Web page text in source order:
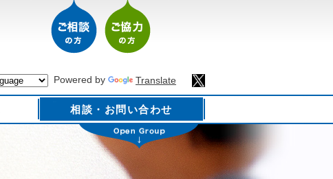
Powered by Translate
相談・お問い合わせ